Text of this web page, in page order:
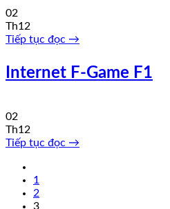
02
Th12
Tiếp tục đọc →
Internet F-Game F1
02
Th12
Tiếp tục đọc →
1
2
3